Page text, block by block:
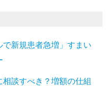
で新規患者急増」すまい
談すべき？増額の仕組